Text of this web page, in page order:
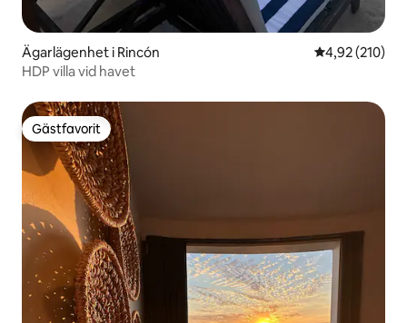
Ägarlägenhet i Rincón 4,92 av 5 i
4,92 (210)
HDP villa vid havet
Gästfavorit
Gästfavorit